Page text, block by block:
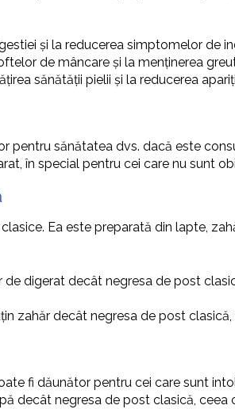
și la reducerea simptomelor de
de mâncare și la menținerea
sănătății pielii și la reducerea
pentru sănătatea dvs. dacă este
în special pentru cei care nu sunt
Ea este preparată din lapte,
digerat decât negresa de post
zahăr decât negresa de post
fi dăunător pentru cei care sunt
decât negresa de post clasică,